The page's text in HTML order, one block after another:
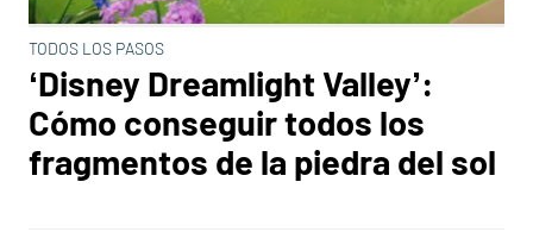
TODOS LOS PASOS
‘Disney Dreamlight Valley’:
Cómo conseguir todos los
fragmentos de la piedra del sol